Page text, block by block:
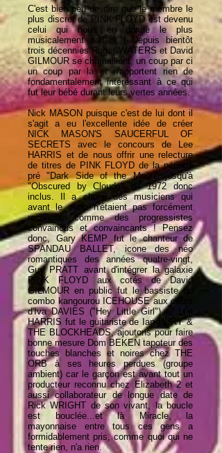
C'est bien peu de dire que le membre le
plus discret de PINK FLOYD est devenu
celui qui nous en donne le plus
musicalement parlant ! Depuis bientôt
trois décennies Roger WATERS et David
GILMOUR se chamaillent, un coup par ci
un coup par là et n'apportent rien de
fondamentalement intéressant à ce qui
fut leur bébé durant leurs vertes années.
Nick MASON puisque c'est de lui dont il
s'agit a eu l'excellente idée de créer
NICK MASON'S SAUCERFUL OF
SECRETS avec le concours de Lee
HARRIS et de nous offrir une relecture
de titres de PINK FLOYD de la période
pré "Dark Side of the Moon" jusqu'à
"Obscured by Clouds" de 1972 donc
inclus. Il a choisi des musiciens qui
avant le coup n'étaient pas forcément
reconnus comme des progressistes
convaincus et convaincants ! Pensez
donc, Gary KEMP fut le chanteur de
SPANDAU BALLET, icone des néo
romantiques des années quatre-vingt,
Guy PRATT avant d'intégrer la galaxie
PINK FLOYD aux cotés de David
GILMOUR en public fut le bassiste du
combo kangourou ICEHOUSE aux côtés
d'Iva DAVIES ("Hey Little Girl") et Lee
HARRIS fut le guitariste de Ian DURY &
THE BLOCKHEADS, ajoutons pour faire
bonne mesure Dom BEKEN tapoteur des
touches blanches et noires chez THE
ORB à ses heures perdues (groupe
ambient) car le garçon est avant tout un
producteur reconnu chez Elizabeth 2 et
aussi collaborateur de longue date de
Rick WRIGHT de son vivant, la boucle
est bouclée...et là Miracle, la
mayonnaise entre tous ces gens a
formidablement pris, comme quoi qui ne
tente rien, n'a rien.